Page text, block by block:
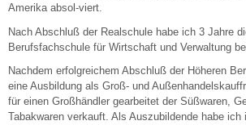
Amerika absol-viert.
Nach Abschluß der Realschule habe ich 3 Jahre
Berufsfachschule für Wirtschaft und Verwaltung
Nachdem erfolgreichem Abschluß der Höheren
eine Ausbildung als Groß- und
für einen Großhändler gearbeitet der Süßwaren,
Tabakwaren verkauft. Als Auszubildende habe ich